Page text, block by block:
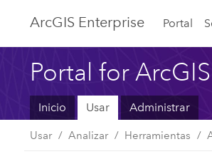
ArcGIS Enterprise Portal
Portal for ArcGIS
Inicio Usar Administrar
Usar Analizar Herramientas